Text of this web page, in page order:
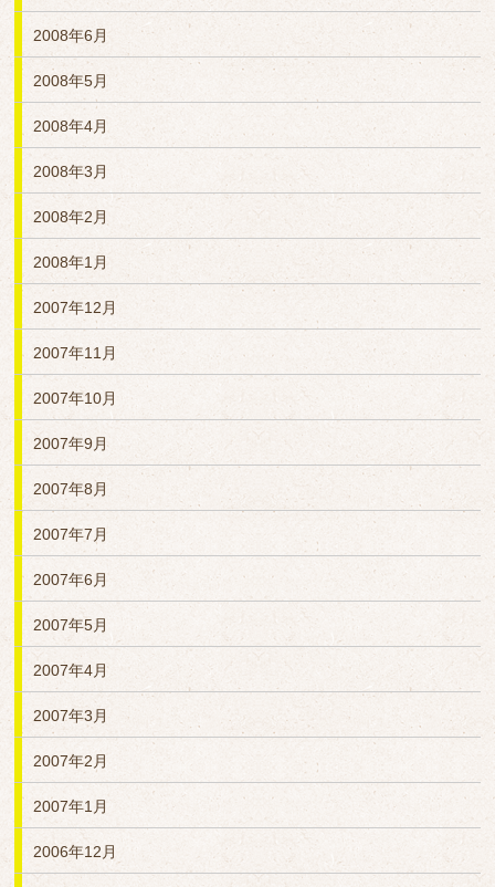
2008年6月
2008年5月
2008年4月
2008年3月
2008年2月
2008年1月
2007年12月
2007年11月
2007年10月
2007年9月
2007年8月
2007年7月
2007年6月
2007年5月
2007年4月
2007年3月
2007年2月
2007年1月
2006年12月